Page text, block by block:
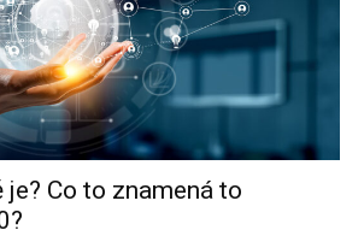
Co to znamená to